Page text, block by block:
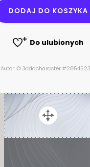
DODAJ DO KOSZYKA
Do ulubionych
Autor: © 3dddcharacter